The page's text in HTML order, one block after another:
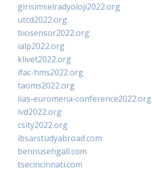
girisimselradyoloji2022.org
utcd2022.org
biosensor2022.org
ialp2022.org
klivet2022.org
ifac-hms2022.org
taoms2022.org
iias-euromena-conference2022.org
ivd2022.org
csity2022.org
ibsarstudyabroad.com
bennusehgall.com
tsecincinnati.com